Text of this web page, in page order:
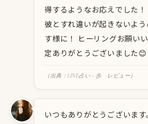
得するようなお応えでした！
彼とすれ違いが起きないよ
す様に！ ヒーリングお願い
定ありがとうございました😊
（出典：LINE占い - 歩 レビュー）
いつもありがとうございま